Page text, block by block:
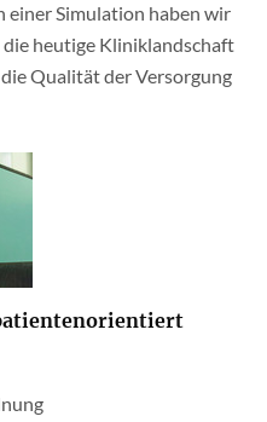
einer Simulation haben wir
die heutige Kliniklandschaft
Qualität der Versorgung